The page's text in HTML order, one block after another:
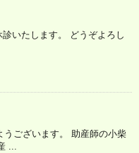
いたします。 どうぞよろし
うございます。 助産師の小柴
...